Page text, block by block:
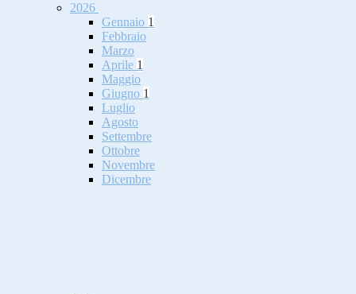
2026
Gennaio 1
Febbraio
Marzo
Aprile 1
Maggio
Giugno 1
Luglio
Agosto
Settembre
Ottobre
Novembre
Dicembre